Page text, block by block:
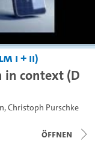
I + II)
context (D
,Christoph Purschke
Öffnen